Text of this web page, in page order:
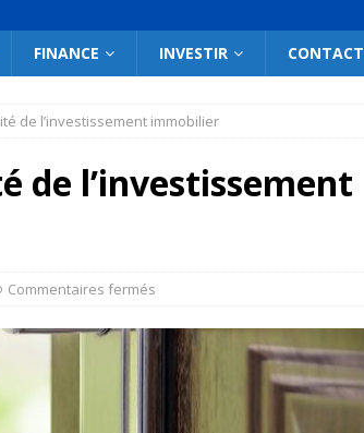
FINANCE INVESTIR CONTACT
de l’investissement immobilier
de l’investissement
Commentaires fermés